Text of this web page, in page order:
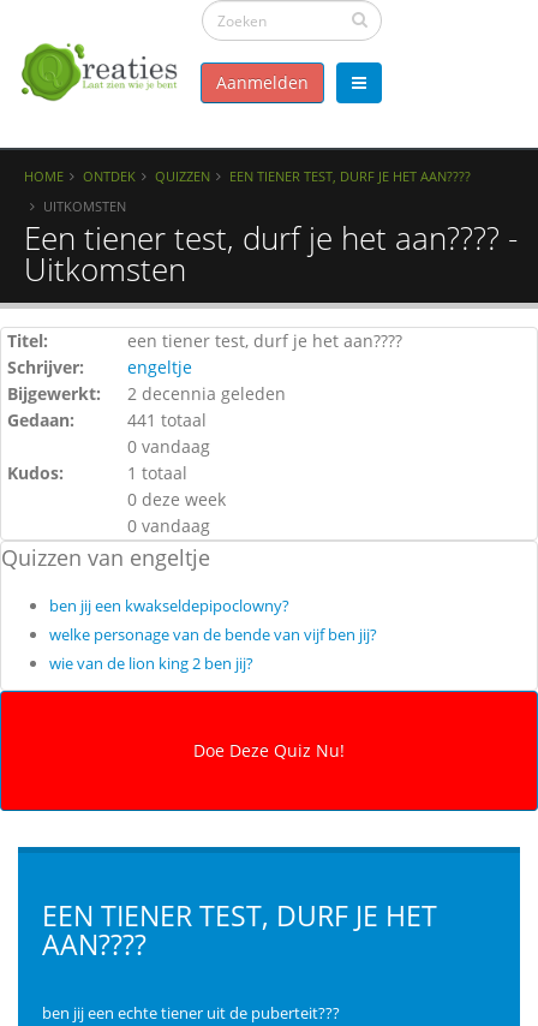
Aanmelden
HOME ONTDEK QUIZZEN
EEN TIENER TEST, DURF JE HET AAN????
UITKOMSTEN
Een tiener test, durf je het aan???? -
Uitkomsten
Titel:
een tiener test, durf je het aan????
Schrijver:
engeltje
Bijgewerkt:
2 decennia geleden
Gedaan:
441 totaal
0 vandaag
Kudos:
1 totaal
0 deze week
0 vandaag
Quizzen van engeltje
ben jij een kwakseldepipoclowny?
welke personage van de bende van vijf ben jij?
wie van de lion king 2 ben jij?
EEN TIENER TEST, DURF JE HET
AAN????
ben jij een echte tiener uit de puberteit???